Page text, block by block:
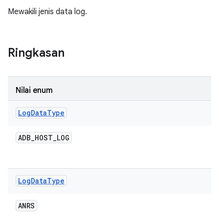
Mewakili jenis data log.
Ringkasan
Nilai enum
LogDataType
ADB_HOST_LOG
LogDataType
ANRS